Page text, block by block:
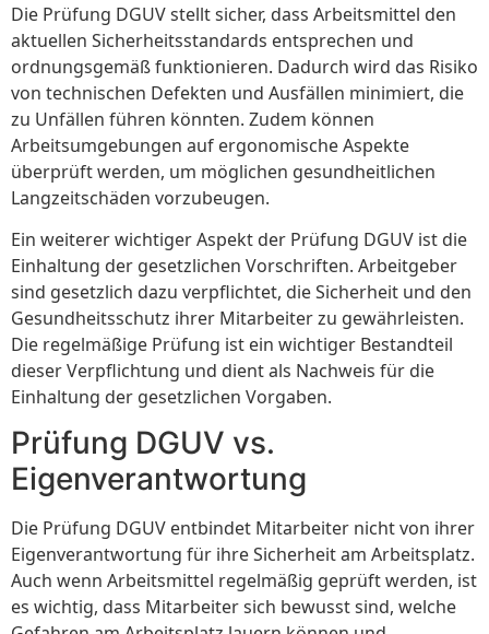
Die Prüfung DGUV stellt sicher, dass Arbeitsmittel den
aktuellen Sicherheitsstandards entsprechen und
ordnungsgemäß funktionieren. Dadurch wird das Risiko
von technischen Defekten und Ausfällen minimiert, die
zu Unfällen führen könnten. Zudem können
Arbeitsumgebungen auf ergonomische Aspekte
überprüft werden, um möglichen gesundheitlichen
Langzeitschäden vorzubeugen.
Ein weiterer wichtiger Aspekt der Prüfung DGUV ist die
Einhaltung der gesetzlichen Vorschriften. Arbeitgeber
sind gesetzlich dazu verpflichtet, die Sicherheit und den
Gesundheitsschutz ihrer Mitarbeiter zu gewährleisten.
Die regelmäßige Prüfung ist ein wichtiger Bestandteil
dieser Verpflichtung und dient als Nachweis für die
Einhaltung der gesetzlichen Vorgaben.
Prüfung DGUV vs.
Eigenverantwortung
Die Prüfung DGUV entbindet Mitarbeiter nicht von ihrer
Eigenverantwortung für ihre Sicherheit am Arbeitsplatz.
Auch wenn Arbeitsmittel regelmäßig geprüft werden, ist
es wichtig, dass Mitarbeiter sich bewusst sind, welche